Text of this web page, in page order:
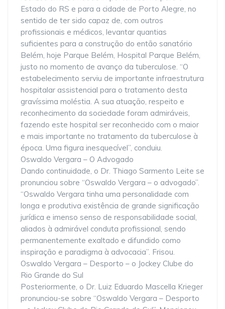
Estado do RS e para a cidade de Porto Alegre, no
sentido de ter sido capaz de, com outros
profissionais e médicos, levantar quantias
suficientes para a construção do então sanatório
Belém, hoje Parque Belém, Hospital Parque Belém,
justo no momento de avanço da tuberculose. “O
estabelecimento serviu de importante infraestrutura
hospitalar assistencial para o tratamento desta
gravíssima moléstia. A sua atuação, respeito e
reconhecimento da sociedade foram admiráveis,
fazendo este hospital ser reconhecido com o maior
e mais importante no tratamento da tuberculose à
época. Uma figura inesquecível”, concluiu.
Oswaldo Vergara – O Advogado
Dando continuidade, o Dr. Thiago Sarmento Leite se
pronunciou sobre “Oswaldo Vergara – o advogado”.
“Oswaldo Vergara tinha uma personalidade com
longa e produtiva existência de grande significação
jurídica e imenso senso de responsabilidade social,
aliados à admirável conduta profissional, sendo
permanentemente exaltado e difundido como
inspiração e paradigma à advocacia”. Frisou.
Oswaldo Vergara – Desporto – o Jockey Clube do
Rio Grande do Sul
Posteriormente, o Dr. Luiz Eduardo Mascella Krieger
pronunciou-se sobre “Oswaldo Vergara – Desporto